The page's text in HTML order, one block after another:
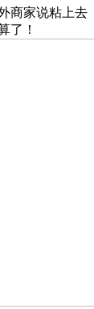
商家说粘上去
了！